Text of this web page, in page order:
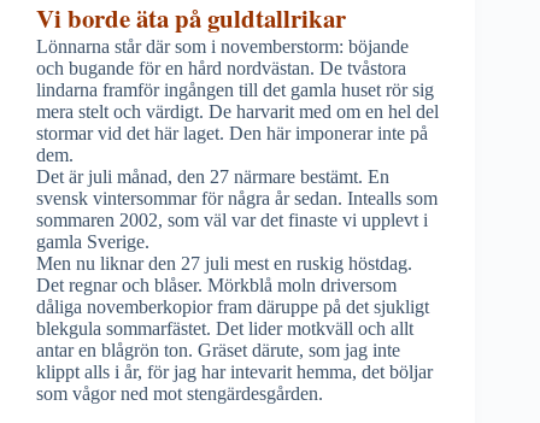
Vi borde äta på guldtallrikar
Lönnarna står där som i novemberstorm: böjande
och bugande för en hård nordvästan. De tvåstora
lindarna framför ingången till det gamla huset rör sig
mera stelt och värdigt. De harvarit med om en hel del
stormar vid det här laget. Den här imponerar inte på
dem.
Det är juli månad, den 27 närmare bestämt. En
svensk vintersommar för några år sedan. Intealls som
sommaren 2002, som väl var det finaste vi upplevt i
gamla Sverige.
Men nu liknar den 27 juli mest en ruskig höstdag.
Det regnar och blåser. Mörkblå moln driversom
dåliga novemberkopior fram däruppe på det sjukligt
blekgula sommarfästet. Det lider motkväll och allt
antar en blågrön ton. Gräset därute, som jag inte
klippt alls i år, för jag har intevarit hemma, det böljar
som vågor ned mot stengärdesgården.